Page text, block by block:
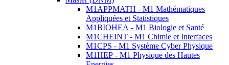
M1APPMATH - M1 Mathématiques
Appliquées et Statistiques
M1BIOHEA - M1 Biologie et Santé
M1CHEINT - M1 Chimie et Interfaces
M1CPS - M1 Système Cyber Physique
M1HEP - M1 Physique des Hautes